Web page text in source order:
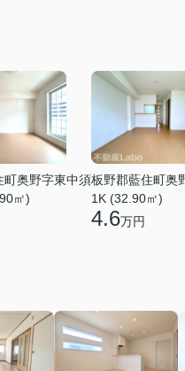
町奥野字東中須
㎡)
板野郡藍住町奥
1K (32.90㎡)
4.6万円